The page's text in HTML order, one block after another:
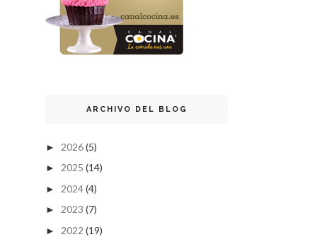
ARCHIVO DEL BLOG
► 2026(5)
► 2025 (14)
► 2024(4)
► 2023 (7)
► 2022 (19)